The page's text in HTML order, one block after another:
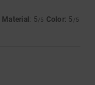
Material : 5/5 Color: 5 /5